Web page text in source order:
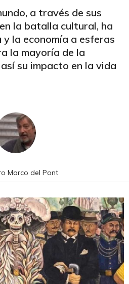
a través de sus
la batalla cultural, ha
la economía a esferas
la mayoría de la
su impacto en la vida
Marco del Pont